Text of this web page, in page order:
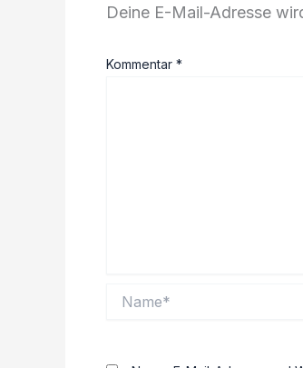
Deine E-Mail-Adresse
Kommentar *